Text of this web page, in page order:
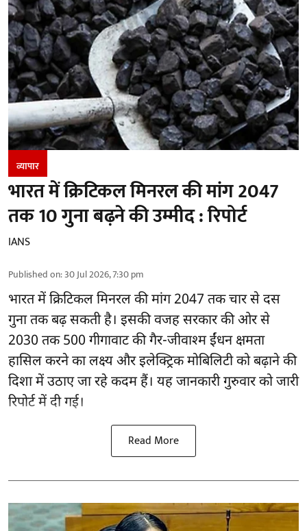
व्यापार
भारत में क्रिटिकल मिनरल की मांग 2047
तक 10 गुना बढ़ने की उम्मीद : रिपोर्ट
IANS
Published on:30 Jul 2026, 7:30 pm
भारत में क्रिटिकल मिनरल की मांग 2047 तक चार से दस
गुना तक बढ़ सकती है। इसकी वजह सरकार की ओर से
2030 तक 500 गीगावाट की गैर-जीवाश्म ईंधन क्षमता
हासिल करने का लक्ष्य और इलेक्ट्रिक मोबिलिटी को बढ़ाने की
दिशा में उठाए जा रहे कदम हैं। यह जानकारी गुरुवार को जारी
रिपोर्ट में दी गई।
Read More